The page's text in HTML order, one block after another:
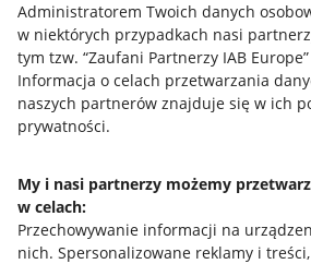
Administratorem Twoich danych
w niektórych przypadkach nasi
tym tzw. “Zaufani Partnerzy IAB
Informacja o celach przetwarzania
naszych partnerów znajduje się w ich
prywatności.
My i nasi partnerzy możemy
w celach:
Przechowywanie informacji na
nich. Spersonalizowane reklamy i
Przydatne informacje
Jak to działa
Allegro Gadane dla sprzedających
Allegro Gadane dla kupujących